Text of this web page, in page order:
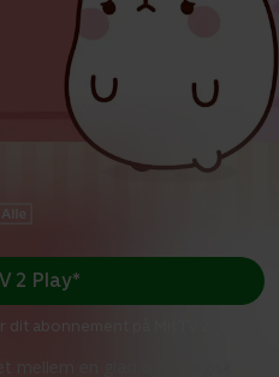
2 Play*
abonnement på Mit TV 2.